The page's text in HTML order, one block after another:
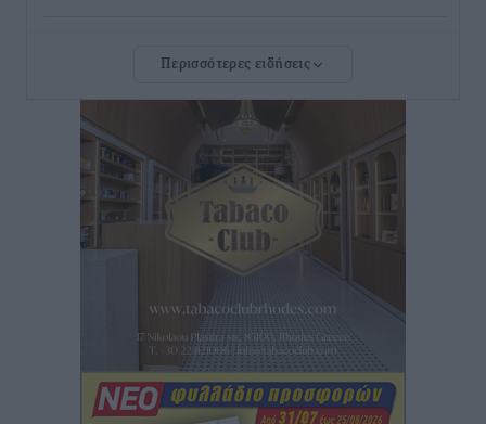
Basketball Festival
Αθλητικά• πριν 30 λεπτά
6ο Kalymnos 3X3: Ολοκληρώθηκε με μεγάλη επιτυχία,
νικητές οι VAR!
• πριν 35 λεπτά
Νέα αεροσκάφη, drones, δασοκομάντος: Τι έχει
Άδωνις Γεωργιάδης στον RV: “Στο υπουργείο
εξετάζουμε την θεσμοθέτηση τρίτης κατηγορίας
Περισσότερες ειδήσεις